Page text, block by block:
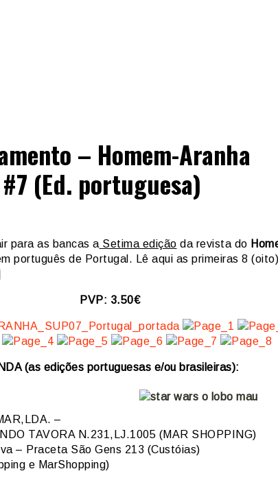
– Homem-Aranha
(Ed. portuguesa)
para as bancas a Setima edição da revista do
português de Portugal. Lê aqui as primeiras 8 (oito)
PVP: 3.50€
(as edições portuguesas e/ou brasileiras):
–
TAVORA N.231,LJ.1005 (MAR SHOPPING)
– Praceta São Gens 213 (Custóias)
e MarShopping)